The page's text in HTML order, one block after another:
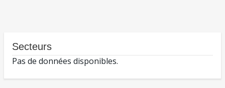
Secteurs
Pas de données disponibles.